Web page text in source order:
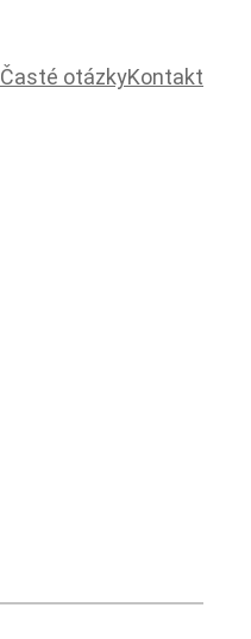
Časté otázkyKontakt